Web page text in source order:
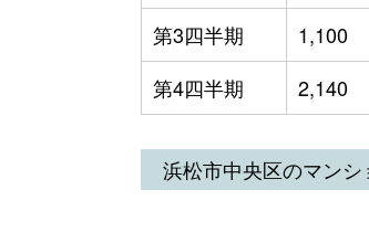
第3四半期 1,100
第4四半期
2,140
浜松市中央区のマンシ